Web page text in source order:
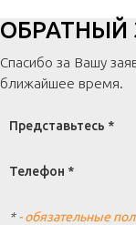
ОБРАТНЫЙ
Спасибо за Вашу
ближайшее время.
Представьтесь *
Телефон *
*- обязательные